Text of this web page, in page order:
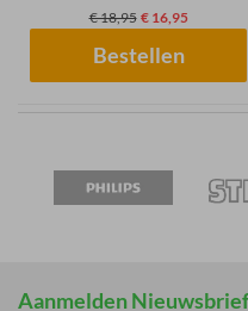
€ 18,95 € 16,95
Bestellen
Aanmelden Nieuwsbrief